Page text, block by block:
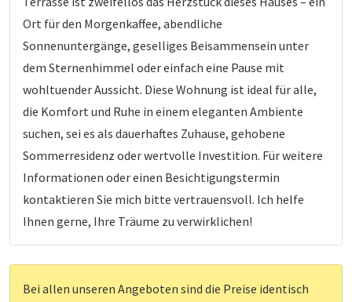
Ort für den Morgenkaffee, abendliche
Sonnenuntergänge, geselliges Beisammensein unter
dem Sternenhimmel oder einfach eine Pause mit
wohltuender Aussicht. Diese Wohnung ist ideal für alle,
die Komfort und Ruhe in einem eleganten Ambiente
suchen, sei es als dauerhaftes Zuhause, gehobene
Sommerresidenz oder wertvolle Investition. Für weitere
Informationen oder einen Besichtigungstermin
kontaktieren Sie mich bitte vertrauensvoll. Ich helfe
Ihnen gerne, Ihre Träume zu verwirklichen!
Bei allen unseren Angeboten sind die Preise identisch